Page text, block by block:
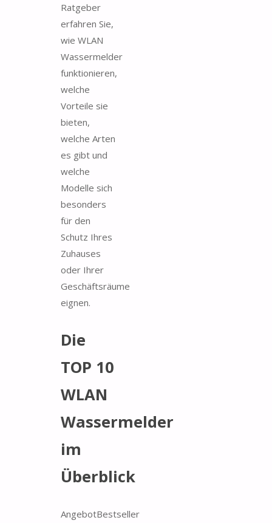
Ratgeber
erfahren Sie,
wie WLAN
Wassermelder
funktionieren,
welche
Vorteile sie
bieten,
welche Arten
es gibt und
welche
Modelle sich
besonders
für den
Schutz Ihres
Zuhauses
oder Ihrer
Geschäftsräume
eignen.
Die
TOP 10
WLAN
Wassermelder
im
Überblick
AngebotBestseller